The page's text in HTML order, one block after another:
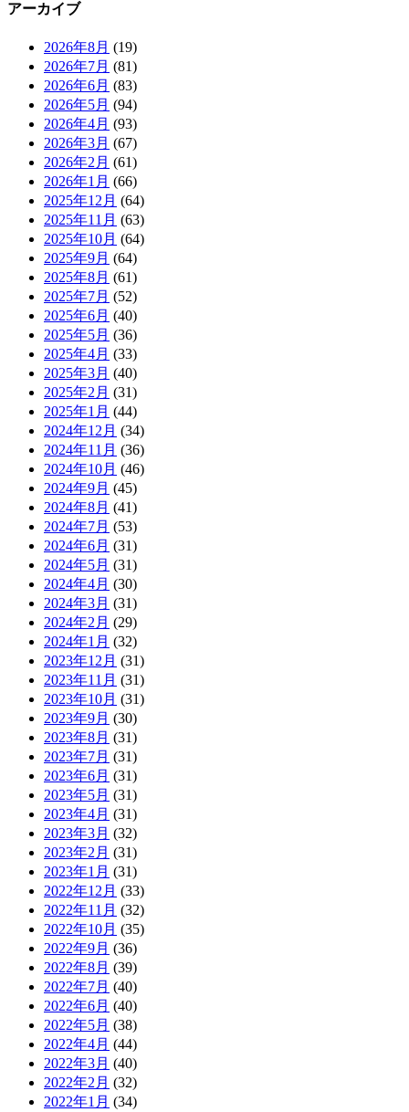
アーカイブ
2026年8月 (19)
2026年7月 (81)
2026年6月 (83)
2026年5月 (94)
2026年4月 (93)
2026年3月 (67)
2026年2月 (61)
2026年1月 (66)
2025年12月 (64)
2025年11月 (63)
2025年10月 (64)
2025年9月 (64)
2025年8月 (61)
2025年7月 (52)
2025年6月 (40)
2025年5月 (36)
2025年4月 (33)
2025年3月 (40)
2025年2月 (31)
2025年1月 (44)
2024年12月 (34)
2024年11月 (36)
2024年10月 (46)
2024年9月 (45)
2024年8月 (41)
2024年7月 (53)
2024年6月 (31)
2024年5月 (31)
2024年4月 (30)
2024年3月 (31)
2024年2月 (29)
2024年1月 (32)
2023年12月 (31)
2023年11月 (31)
2023年10月 (31)
2023年9月 (30)
2023年8月 (31)
2023年7月 (31)
2023年6月 (31)
2023年5月 (31)
2023年4月 (31)
2023年3月 (32)
2023年2月 (31)
2023年1月 (31)
2022年12月 (33)
2022年11月 (32)
2022年10月 (35)
2022年9月 (36)
2022年8月 (39)
2022年7月 (40)
2022年6月 (40)
2022年5月 (38)
2022年4月 (44)
2022年3月 (40)
2022年2月 (32)
2022年1月 (34)